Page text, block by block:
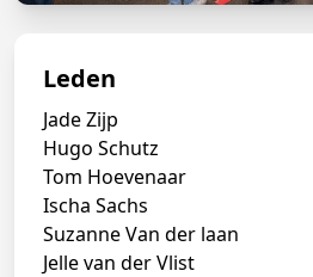
Leden
Jade Zijp
Hugo Schutz
Tom Hoevenaar
Ischa Sachs
Suzanne Van der laan
Jelle van der Vlist